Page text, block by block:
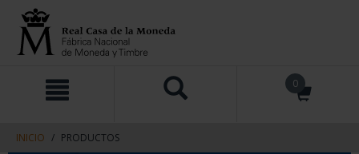
contenido
navegacin
0
INICIO PRODUCTOS